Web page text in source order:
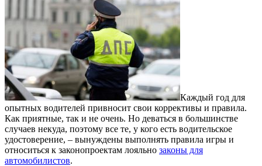
Каждый год для
опытных водителей привносит свои коррективы и правила.
Как приятные, так и не очень. Но деваться в большинстве
случаев некуда, поэтому все те, у кого есть водительское
удостоверение, – вынуждены выполнять правила игры и
относиться к законопроектам лояльно законы для
автомобилистов.